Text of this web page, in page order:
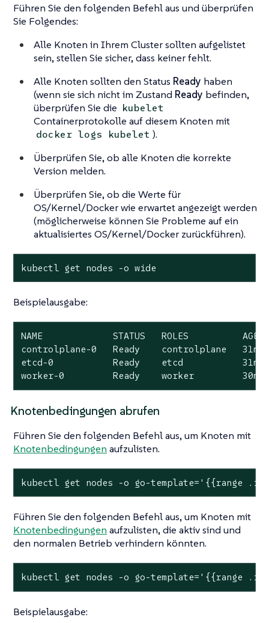
Führen Sie den folgenden Befehl aus und überprüfen
Sie Folgendes:
Alle Knoten in Ihrem Cluster sollten aufgelistet
sein, stellen Sie sicher, dass keiner fehlt.
Alle Knoten sollten den Status Ready haben
(wenn sie sich nicht im Zustand Ready befinden,
überprüfen Sie die kubelet
Containerprotokolle auf diesem Knoten mit
docker logs kubelet ).
Überprüfen Sie, ob alle Knoten die korrekte
Version melden.
Überprüfen Sie, ob die Werte für
OS/Kernel/Docker wie erwartet angezeigt werden
(möglicherweise können Sie Probleme auf ein
aktualisiertes OS/Kernel/Docker zurückführen).
kubectl get nodes -o wide
Beispielausgabe:
NAME             STATUS   ROLES          AGE
controlplane-0   Ready    controlplane
etcd-0           Ready    etcd           31m
worker-0         Ready    worker         30m
Knotenbedingungen abrufen
Führen Sie den folgenden Befehl aus, um Knoten mit
Knotenbedingungen aufzulisten.
kubectl get nodes -o go-template='{{range
Führen Sie den folgenden Befehl aus, um Knoten mit
Knotenbedingungen aufzulisten, die aktiv sind und
den normalen Betrieb verhindern könnten.
kubectl get nodes -o go-
Beispielausgabe: